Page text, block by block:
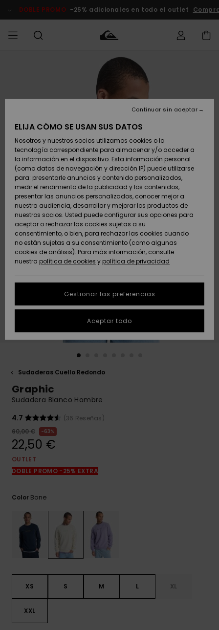
del
DOBLE PROMO -25% adicionales en todo el outlet
Ropa
Zapatos y
chanclas
Surf
Snow
Novedades
Destacados
Ropa
Zapatos y
chanclas
Surf
Snow
Novedades
Destacados
Shop
Destacados
Snow
SURF
Surf Shop
Hombre
Highlights
Comunidad
SNOW
Tienda
Snow
Hombre
Snow Niños
Tienda
Snow Mujer
Destacados
Comunidad
DOBLE
PROMO
Outlet
Hombre
Outlet
Mujer
AYUDA &
CONTACTO
Accede a tu
pedido
Envio
Devoluciones
Pago
Tarjeta de
regalo
Quiksilver
Freedom
Protección de
datos
personales
Inicia una
conversación
la respuesta
respuestas a
las preguntas
formulario de
contacto.
SOSTENIBILIDAD
Sudaderas Cuello Redondo
Graphic
Sudadera Blanco Hombre
4.7
(36 Reseñas)
60,00 €
63%
22,50 €
OUTLET
DOBLE PROMO -25% EXTRA
Color Bone
XS S M L XL
XXL
ELIJA CÓMO SE USAN SUS DATOS
Nosotros y nuestros socios utilizamos cookies o la
tecnología correspondiente para almacenar y/o acceder a
la información en el dispositivo. Esta información personal
(como datos de navegación y dirección IP) puede utilizarse
para: presentarle anuncios y contenido personalizados,
medir el rendimiento de la publicidad y los contenidos,
presentar las anuncios personalizados, conocer mejor a
nuestra audiencia, desarrollar y mejorar los productos de
nuestros socios. Usted puede configurar sus opciones para
aceptar o rechazar las cookies sujetas a su
consentimiento, o bien, para rechazar las cookies cuando
no están sujetas a su consentimiento (como algunas
cookies de análisis). Para más información, consulte
nuestra política de cookies y política de privacidad
Gestionar las preferencias
Continuar sin aceptar
Aceptar todo